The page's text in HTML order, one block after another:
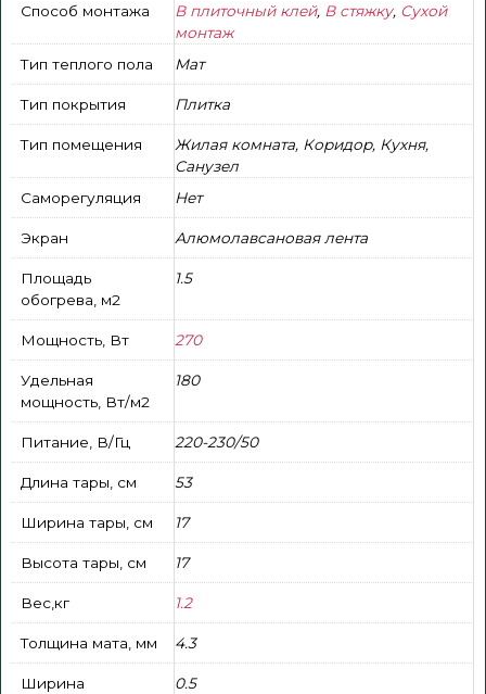
Способ монтажа В плиточный клей, В стяжку, Сухой
монтаж
Тип теплого пола
Мат
Тип покрытия Плитка
Тип помещения
Жилая комната, Коридор, Кухня,
Санузел
Саморегуляция
Нет
Экран Алюмолавсановая лента
Площадь
обогрева, м2
1.5
Мощность, Вт 270
Удельная
мощность, Вт/м2
180
Питание, В/Гц 220-230/50
Длина тары, см 53
Ширина тары, см 17
Высота тары, см 17
Вес,кг 1.2
Толщина мата, мм 4.3
Ширина
0.5